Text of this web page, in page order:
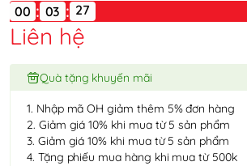
00 : :
Liên hệ
Quà tặng khuyến mãi
1. Nhập mã OH giảm thêm 5% đơn hàng
2. Giảm giá 10% khi mua từ 5 sản phẩm
3. Giảm giá 10% khi mua từ 5 sản phẩm
4. Tặng phiếu mua hàng khi mua từ 500k